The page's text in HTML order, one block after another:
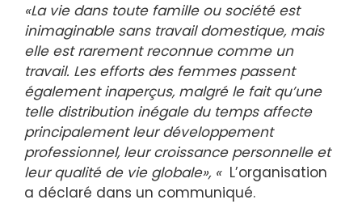
«La vie dans toute famille ou société est
inimaginable sans travail domestique, mais
elle est rarement reconnue comme un
travail. Les efforts des femmes passent
également inaperçus, malgré le fait qu’une
telle distribution inégale du temps affecte
principalement leur développement
professionnel, leur croissance personnelle et
leur qualité de vie globale», « L’organisation
a déclaré dans un communiqué.